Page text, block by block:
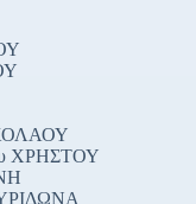
ΧΡΗΣΤΟΥ